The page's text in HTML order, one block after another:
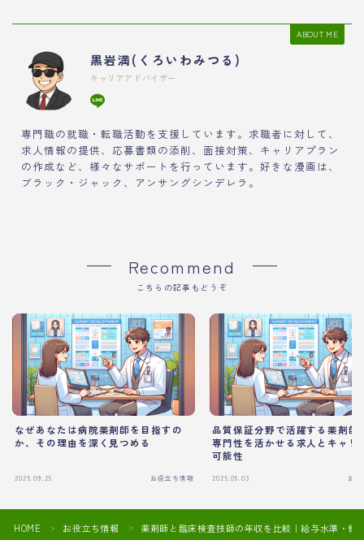
ABOUT ME
黒岩満(くろいわみつる)
キャリアアドバイザー
専門職の就職・転職活動を支援しています。求職者に対して、
求人情報の提供、応募書類の添削、面接対策、キャリアプラン
の作成など、様々なサポートを行っています。好きな漫画は、
ブラック・ジャック、アンサングシンデレラ。
Recommend
こちらの記事もどうぞ
なぜあなたは病院薬剤師を目指すの
か、その理由を深く見つめる
2025.09.25 お役立ち情報
品質保証分野で活躍する薬剤
専門性を活かせる求人とキャリ
可能性
2025.05.03 お
HOME ＞ お役立ち情報 ＞ 薬剤師と臨床検査技師の年収を比較｜給与水準・働